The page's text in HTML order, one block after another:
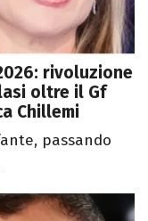
rivoluzione
oltre il Gf
Chillemi
passando